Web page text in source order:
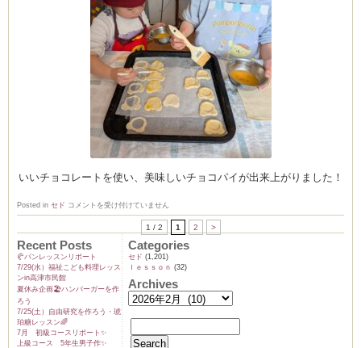
いいチョコレートを使い、美味しいチョコパイが出来上がりました！
Posted in セド 🩷
ン
タ
イ
ン
企
レ
ス
ン
は
コメントを受け付けていません
1 / 2 1 2 >
Recent Posts
🥐パンレッスンリポート
7/29(水）福祉こども料理レッス
ンin高津市民館
夏休み企画🏖️ハンバーガーを作
ろう
7/25(土）自由研究を作ろう・琥
珀糖レッスン🌈
7月 初級コースリポート✨️
上級コース 5年生男子作✨️
Categories
セド (1,201)
ｌｅｓｓｏｎ (32)
Archives